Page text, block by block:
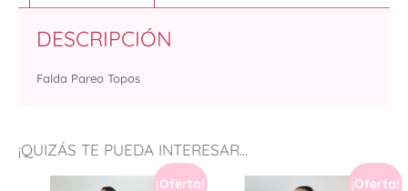
¡QUIZÁS TE PUEDA INTERESAR...
¡Oferta! ¡Oferta!
DESCRIPCIÓN
Falda Pareo Topos